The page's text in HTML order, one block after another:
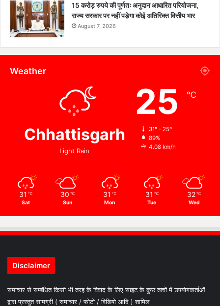
15 करोड़ रुपये की पूर्णतः अनुदान आधारित परियोजना,
राज्य सरकार पर नहीं पड़ेगा कोई अतिरिक्त वित्तीय भार
August 7, 2026
Weather
Chhattisgarh
Light Rain
25 ℃
31º - 25º
89%
4.08 km/h
31 ℃
Sat
30 ℃
Sun
31 ℃
Mon
31 ℃
Tue
32 ℃
Wed
Disclaimer
समाचार से सम्बंधित किसी भी तरह के विवाद के लिए साइट के कुछ तत्वों में उपयोगकर्ताओं
द्वारा प्रस्तुत सामग्री ( समाचार / फोटो / विडियो आदि ) शामिल